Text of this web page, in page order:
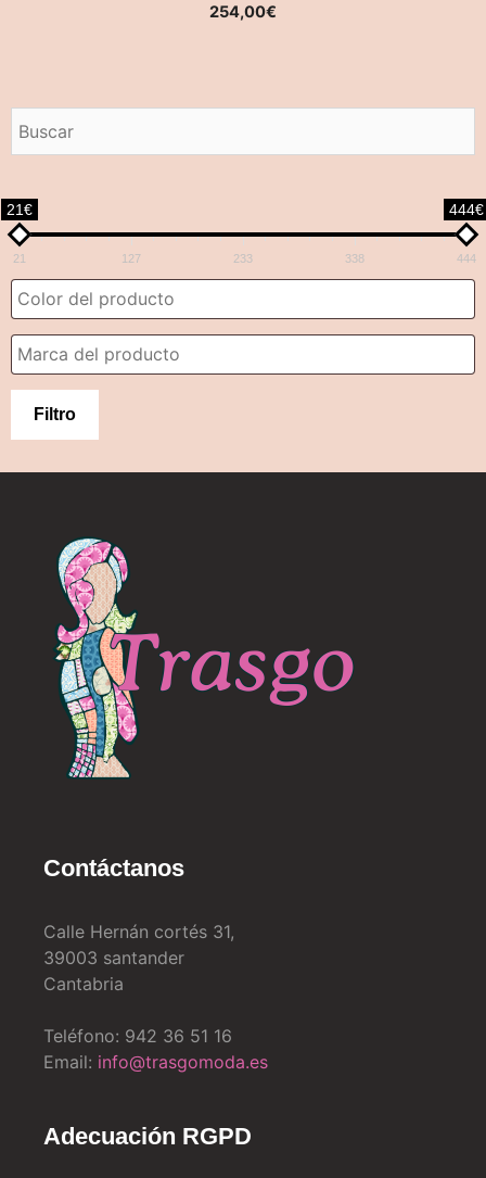
254,00€
21€ 444€
21 127 233 338 444
Filtro
Contáctanos
Calle Hernán cortés 31,
39003 santander
Cantabria
Teléfono: 942 36 51 16
Email: info@trasgomoda.es
Adecuación RGPD